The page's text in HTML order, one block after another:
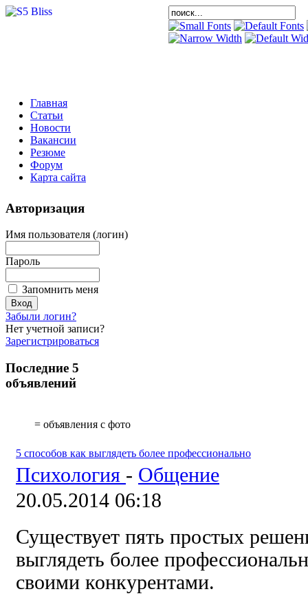
Главная
Статьи
Новости
Вакансии
Резюме
Форум
Карта сайта
Авторизация
Имя пользователя (логин)
Пароль
Запомнить меня
Забыли логин?
Нет учетной записи?
Зарегистрироваться
Последние 5
объявлений
= объявления с фото
5 способов как выглядеть более профессионально
Психология - Общение
20.05.2014 06:18
Существует пять простых
выглядеть более
своими конкурентами.